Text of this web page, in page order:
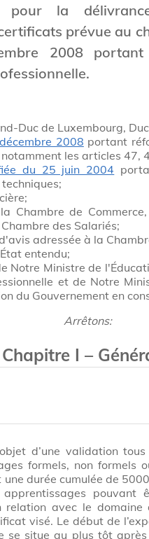
pour la
prévue au
2008
Duc de Luxembourg,
2008 portant
les articles 47,
du 25 juin 2004
Chambre de
des Salariés;
adressée à la
entendu;
Notre Ministre de
et de Notre
du Gouvernement en
Arrêtons:
Chapitre I –
d’une validation
formels, non formels
durée cumulée de
pouvant
avec le domaine
visé. Le début de
se situe au plus tôt